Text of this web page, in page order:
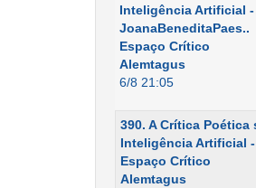
Inteligência Artificial -
JoanaBeneditaPaes..
Espaço Crítico
Alemtagus
6/8 21:05
390. A Crítica Poética
Inteligência Artificial
Espaço Crítico
Alemtagus